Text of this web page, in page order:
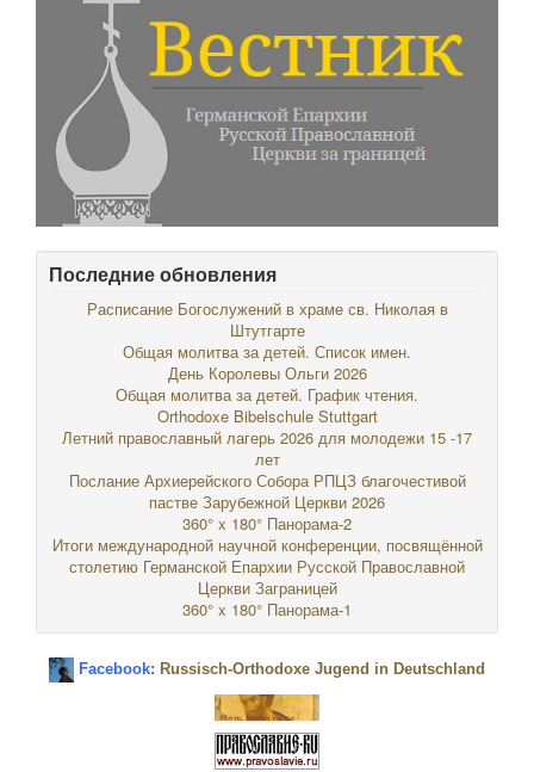
Последние обновления
Расписание Богослужений в храме св. Николая в
Штутгарте
Общая молитва за детей. Список имен.
День Королевы Ольги 2026
Общая молитва за детей. График чтения.
Orthodoxe Bibelschule Stuttgart
Летний православный лагерь 2026 для молодежи 15 -17
лет
Послание Архиерейского Собора РПЦЗ благочестивой
пастве Зарубежной Церкви 2026
360° x 180° Панорама-2
Итоги международной научной конференции, посвящённой
столетию Германской Епархии Русской Православной
Церкви Заграницей
360° x 180° Панорама-1
Facebook: Russisch-Orthodoxe Jugend in Deutschland